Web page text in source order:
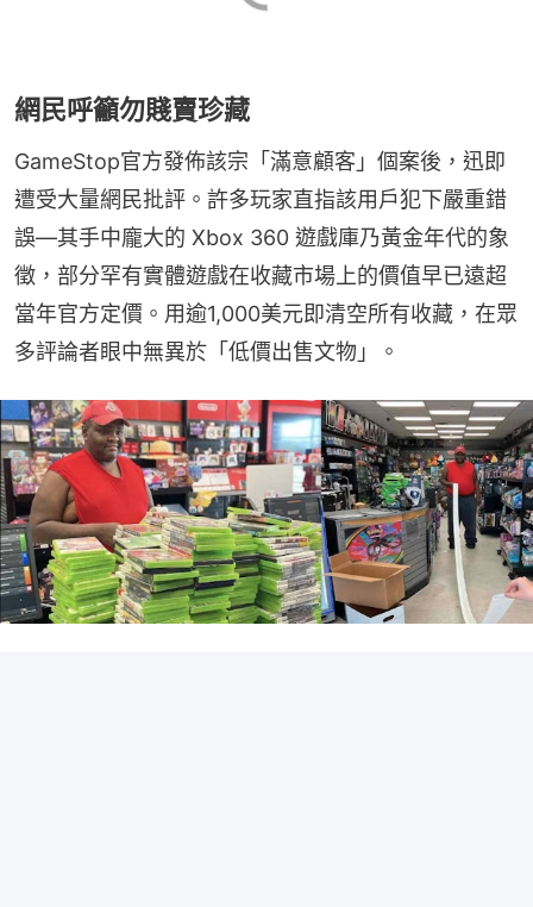
網民呼籲勿賤賣珍藏
GameStop官方發佈該宗「滿意顧客」個案後，迅即
遭受大量網民批評。許多玩家直指該用戶犯下嚴重錯
誤—其手中龐大的 Xbox 360 遊戲庫乃黃金年代的象
徵，部分罕有實體遊戲在收藏市場上的價值早已遠超
當年官方定價。用逾1,000美元即清空所有收藏，在眾
多評論者眼中無異於「低價出售文物」。